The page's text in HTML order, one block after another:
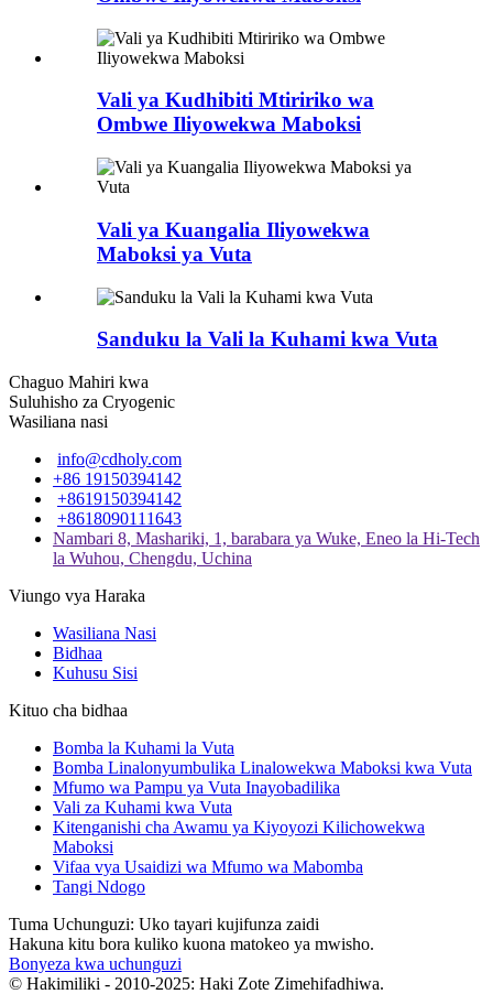
Vali ya Kudhibiti Mtiririko wa
Ombwe Iliyowekwa Maboksi
Vali ya Kuangalia Iliyowekwa
Maboksi ya Vuta
Sanduku la Vali la Kuhami kwa Vuta
Chaguo Mahiri kwa
Suluhisho za Cryogenic
Wasiliana nasi
info@cdholy.com
+86 19150394142
+8619150394142
+8618090111643
Nambari 8, Mashariki, 1, barabara ya Wuke, Eneo la Hi-Tech
la Wuhou, Chengdu, Uchina
Viungo vya Haraka
Wasiliana Nasi
Bidhaa
Kuhusu Sisi
Kituo cha bidhaa
Bomba la Kuhami la Vuta
Bomba Linalonyumbulika Linalowekwa Maboksi kwa Vuta
Mfumo wa Pampu ya Vuta Inayobadilika
Vali za Kuhami kwa Vuta
Kitenganishi cha Awamu ya Kiyoyozi Kilichowekwa
Maboksi
Vifaa vya Usaidizi wa Mfumo wa Mabomba
Tangi Ndogo
Tuma Uchunguzi: Uko tayari kujifunza zaidi
Hakuna kitu bora kuliko kuona matokeo ya mwisho.
Bonyeza kwa uchunguzi
© Hakimiliki - 2010-2025: Haki Zote Zimehifadhiwa.